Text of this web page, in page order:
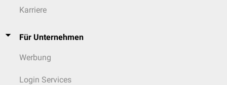
Karriere
Für Unternehmen
Werbung
Login Services